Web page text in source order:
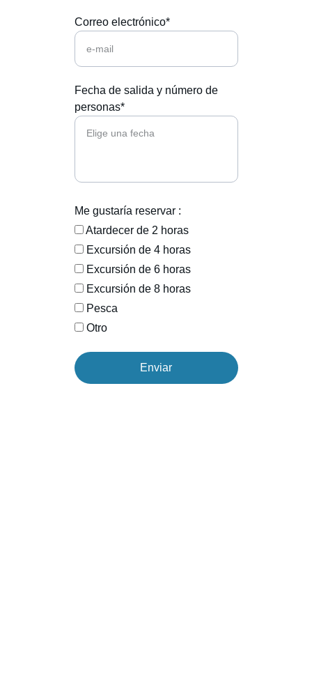
Correo electrónico*
Fecha de salida y número de
personas*
Me gustaría reservar :
Atardecer de 2 horas
Excursión de 4 horas
Excursión de 6 horas
Excursión de 8 horas
Pesca
Otro
Enviar